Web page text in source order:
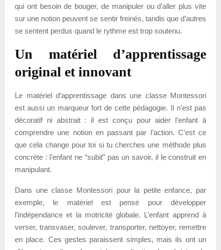
qui ont besoin de bouger, de manipuler ou d’aller plus vite
sur une notion peuvent se sentir freinés, tandis que d’autres
se sentent perdus quand le rythme est trop soutenu.
Un matériel d’apprentissage
original et innovant
Le matériel d’apprentissage dans une classe Montessori
est aussi un marqueur fort de cette pédagogie. Il n’est pas
décoratif ni abstrait : il est conçu pour aider l’enfant à
comprendre une notion en passant par l’action. C’est ce
que cela change pour toi si tu cherches une méthode plus
concrète : l’enfant ne “subit” pas un savoir, il le construit en
manipulant.
Dans une classe Montessori pour la petite enfance, par
exemple, le matériel est pensé pour développer
l’indépendance et la motricité globale. L’enfant apprend à
verser, transvaser, soulever, transporter, nettoyer, remettre
en place. Ces gestes paraissent simples, mais ils ont un